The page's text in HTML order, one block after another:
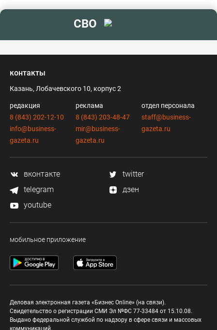
СВО
контакты
Казань, Лобачевского 10, корпус 2
редакция
8 (843) 202-12-10
info@business-
gazeta.ru
реклама
8 (843) 203-48-47
mir@business-
gazeta.ru
отдел персонала
staff@business-
gazeta.ru
вконтакте
twitter
telegram
дзен
youtube
мобильное приложение
Деловая электронная газета «Бизнес Online» (на связи).
Свидетельство о регистрации СМИ Эл №ФС 77-33484 от 15.10.08.
Выдано федеральной службой по надзору в сфере связи и массовых
коммуникаций.